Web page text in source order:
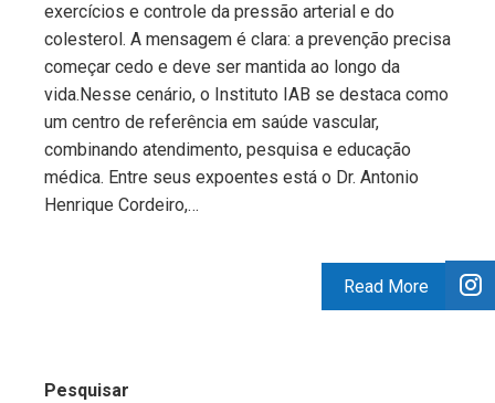
exercícios e controle da pressão arterial e do
colesterol. A mensagem é clara: a prevenção precisa
começar cedo e deve ser mantida ao longo da
vida.Nesse cenário, o Instituto IAB se destaca como
um centro de referência em saúde vascular,
combinando atendimento, pesquisa e educação
médica. Entre seus expoentes está o Dr. Antonio
Henrique Cordeiro,…
Read More
Pesquisar